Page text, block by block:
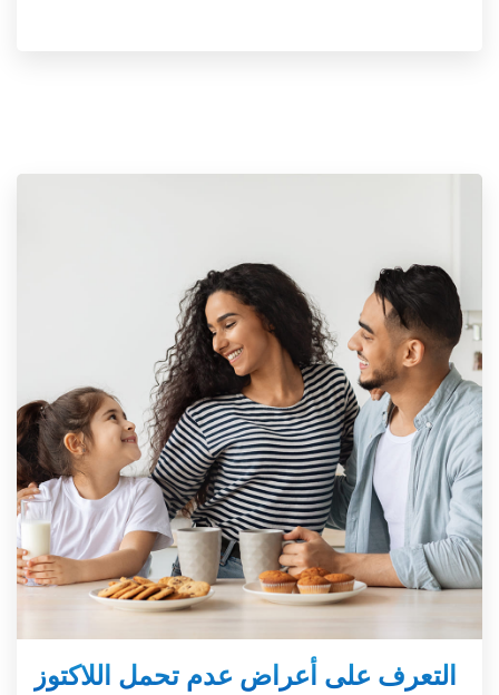
التعرف على أعراض عدم تحمل اللاكتوز